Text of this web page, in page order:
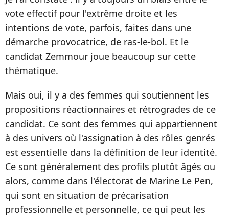
vote effectif pour l'extrême droite et les
intentions de vote, parfois, faites dans une
démarche provocatrice, de ras-le-bol. Et le
candidat Zemmour joue beaucoup sur cette
thématique.
Mais oui, il y a des femmes qui soutiennent les
propositions réactionnaires et rétrogrades de ce
candidat. Ce sont des femmes qui appartiennent
à des univers où l'assignation à des rôles genrés
est essentielle dans la définition de leur identité.
Ce sont généralement des profils plutôt âgés ou
alors, comme dans l'électorat de Marine Le Pen,
qui sont en situation de précarisation
professionnelle et personnelle, ce qui peut les